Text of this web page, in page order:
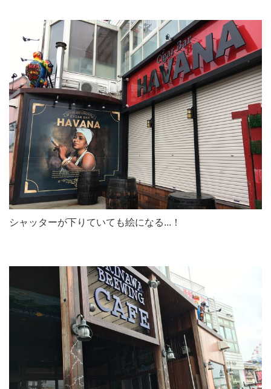
シャッターが下りていても絵になる...！